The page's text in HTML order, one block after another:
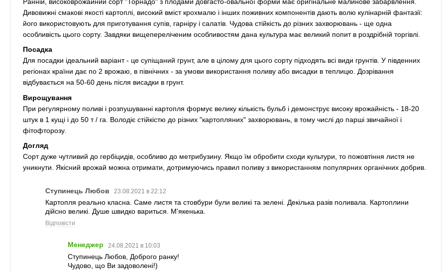
Дивовижні смакові якості картоплі, високий вміст крохмалю і інших поживних компонентів дають волю кулінарній фантазії:
його використовують для приготування супів, гарніру і салатів. Чудова стійкість до різних захворювань - ще одна
особливість цього сорту. Завдяки вищепереліченим особливостям дана культура має великий попит в роздрібній торгівлі.
Посадка
Для посадки ідеальний варіант - це супіщаний грунт, але в цілому для цього сорту підходять всі види грунтів. У південних
регіонах країни дає по 2 врожаю, в північних - за умови використання поливу або висадки в теплицю. Дозрівання
відбувається на 50-60 день після висадки в грунт.
Вирощування
При регулярному поливі і розпушуванні картопля формує велику кількість бульб і демонструє високу врожайність - 18-20
штук в 1 кущі і до 50 т / га. Володіє стійкістю до різних "картопляних" захворювань, в тому числі до парші звичайної і
фітофторозу.
Догляд
Сорт дуже чутливий до гербіцидів, особливо до метрибузину. Якщо їм обробити сходи культури, то пожовтіння листя не
уникнути. Якісний врожай можна отримати, дотримуючись правил поливу з використанням популярних органічних добрив.
Ступинець Любов 23.08.2021 в 22:12
Картопля реально класна. Саме листя та стовбури були великі та зелені. Декілька разів поливала. Картоплини
дійсно великі. Душе швидко вариться. М'якенька.
Відповісти
Менеджер 24.08.2021 в 10:03
Ступинець Любов, Доброго ранку!
Чудово, що Ви задоволені!)